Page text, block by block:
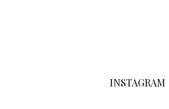
INSTAGRAM